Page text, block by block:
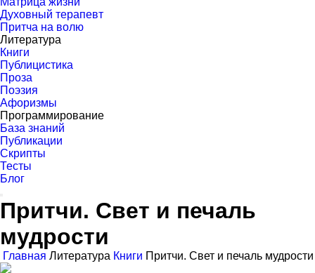
Духовный терапевт
Притча на волю
Литература
Книги
Публицистика
Проза
Поэзия
Афоризмы
Программирование
База знаний
Публикации
Скрипты
Тесты
Блог
Притчи. Свет и печаль
мудрости
Главная Литература Книги Притчи. Свет и печаль мудрости